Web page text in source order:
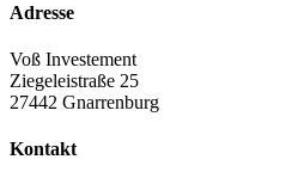
Adresse
Voß Investement
Ziegeleistraße 25
27442 Gnarrenburg
Kontakt